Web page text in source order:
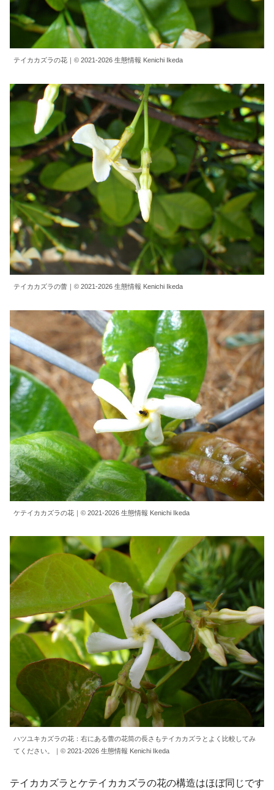
テイカカズラの花｜© 2021-2026 生態情報 Kenichi Ikeda
テイカカズラの蕾｜© 2021-2026 生態情報 Kenichi Ikeda
ケテイカカズラの花｜© 2021-2026 生態情報 Kenichi Ikeda
ハツユキカズラの花：右にある蕾の花筒の長さもテイカカズラとよく比較してみ
てください。｜© 2021-2026 生態情報 Kenichi Ikeda
テイカカズラとケテイカカズラの花の構造はほぼ同じです